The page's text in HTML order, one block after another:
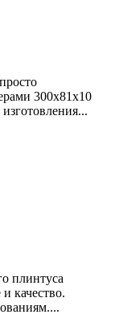
300х81х10
плинтуса
качество.